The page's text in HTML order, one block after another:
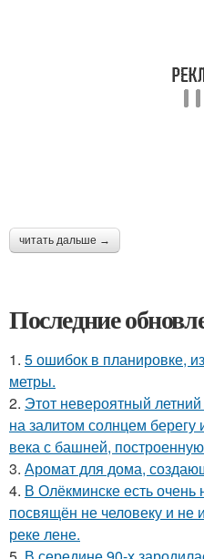
читать дальше →
Последние
1. 5 ошибок в планировке,
метры.
2. Этот невероятный
на залитом солнцем берегу
века с башней,
3. Аромат для дома,
4. В Олёкминске есть
посвящён не человеку и не
реке лене.